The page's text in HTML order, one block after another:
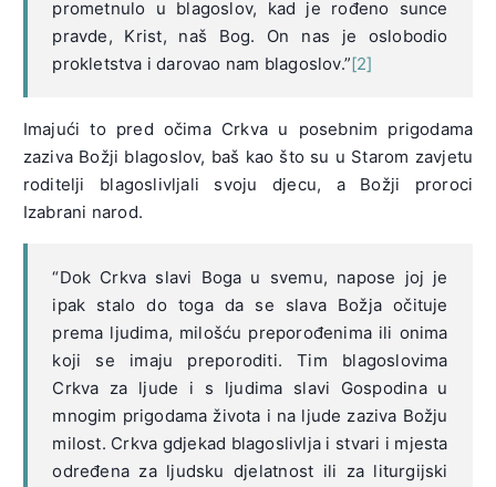
prometnulo u blagoslov, kad je rođeno sunce
pravde, Krist, naš Bog. On nas je oslobodio
prokletstva i darovao nam blagoslov.”[2]
Imajući to pred očima Crkva u posebnim prigodama
zaziva Božji blagoslov, baš kao što su u Starom zavjetu
roditelji blagoslivljali svoju djecu, a Božji proroci
Izabrani narod.
“Dok Crkva slavi Boga u svemu, napose joj je
ipak stalo do toga da se slava Božja očituje
prema ljudima, milošću preporođenima ili onima
koji se imaju preporoditi. Tim blagoslovima
Crkva za ljude i s ljudima slavi Gospodina u
mnogim prigodama života i na ljude zaziva Božju
milost. Crkva gdjekad blagoslivlja i stvari i mjesta
određena za ljudsku djelatnost ili za liturgijski